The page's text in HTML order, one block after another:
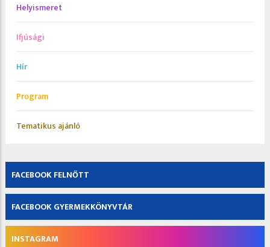
Helyismeret
Ifjúsági
Hír
Program
Tematikus ajánló
FACEBOOK FELNŐTT
FACEBOOK GYERMEKKÖNYVTÁR
INSTAGRAM